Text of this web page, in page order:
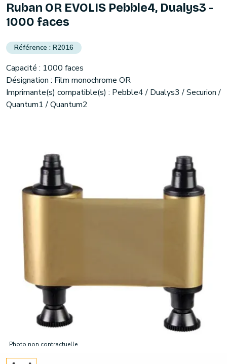
Photo non contractuelle
Ruban OR EVOLIS Pebble4, Dualys3 -
1000 faces
R2016
Capacité : 1000 faces
Désignation : Film monochrome OR
Imprimante(s) compatible(s) : Pebble4 / Dualys3 / Securion /
Quantum1 / Quantum2